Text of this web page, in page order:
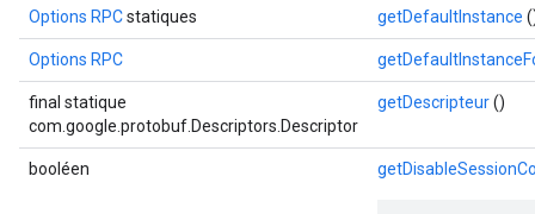
Options RPCstatiques getDefaultInstance
Options RPC
final statique
com.google.protobuf.Descriptors.Descriptor
getDescripteur()
booléen